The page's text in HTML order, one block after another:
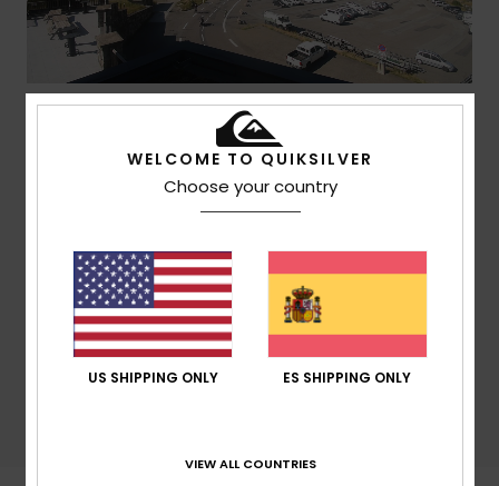
Barèges la Mongie - Tournaboup
WELCOME TO QUIKSILVER
Choose your country
US SHIPPING ONLY ES SHIPPING ONLY
VIEW ALL COUNTRIES